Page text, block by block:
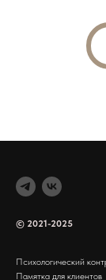
© 2021-2025
Психологический
Памятка для клиентов